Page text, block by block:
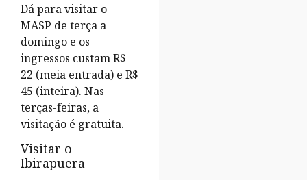
Dá para visitar o
MASP de terça a
domingo e os
ingressos custam R$
22 (meia entrada) e R$
45 (inteira). Nas
terças-feiras, a
visitação é gratuita.
Visitar o
Ibirapuera